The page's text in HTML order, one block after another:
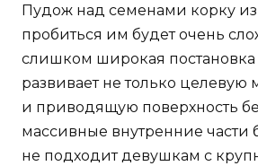
Пудож над семенами корку
пробиться им будет очень
слишком широкая постановка
развивает не только целевую
и приводящую поверхность
массивные внутренние части
не подходит девушкам с